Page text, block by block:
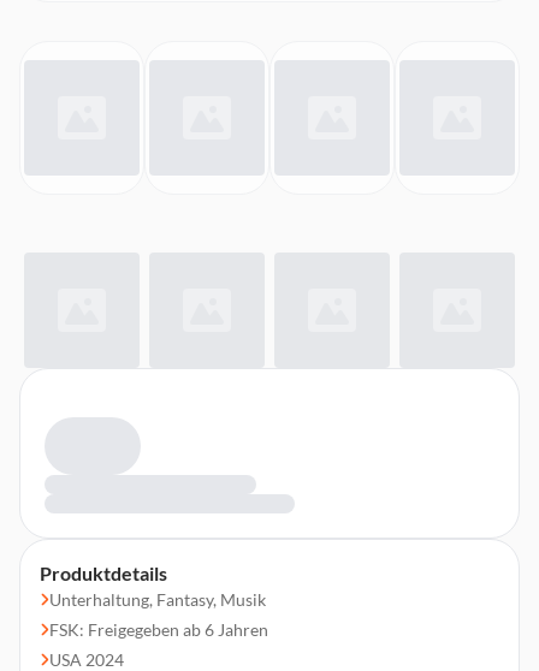
Produktdetails
Unterhaltung, Fantasy, Musik
FSK: Freigegeben ab 6 Jahren
USA 2024